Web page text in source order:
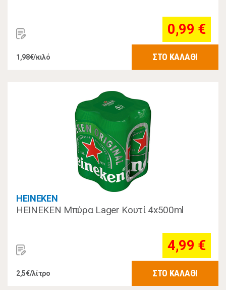
0,99 €
1,98€/κιλό ΣΤΟ ΚΑΛΑΘΙ
HEINEKEN
HEINEKEN Μπύρα Lager Κουτί 4x500ml
4,99 €
2,5€/λίτρο ΣΤΟ ΚΑΛΑΘΙ